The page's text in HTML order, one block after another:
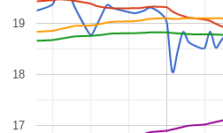
17
18
19